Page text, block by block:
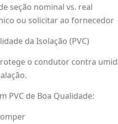
seção nominal vs. real
ou solicitar ao fornecedor
da Isolação (PVC)
o condutor contra
PVC de Boa Qualidade: